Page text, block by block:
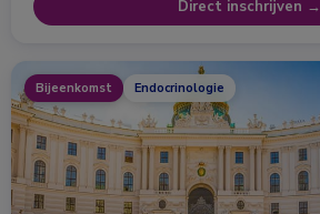
Direct inschrijven →
Bijeenkomst Endocrinologie